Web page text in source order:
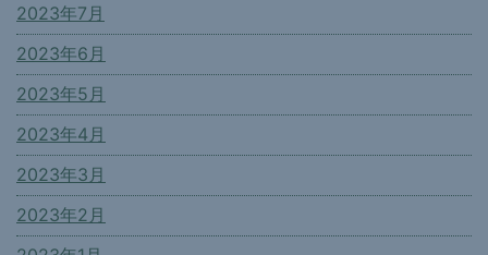
2023年7月
2023年6月
2023年5月
2023年4月
2023年3月
2023年2月